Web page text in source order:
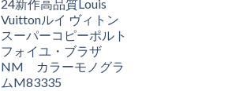
24新作高品質Louis
Vuittonルイ ヴィトン
スーパーコピーポルト
フォイユ・ブラザ
NM カラーモノグラ
ムM83335